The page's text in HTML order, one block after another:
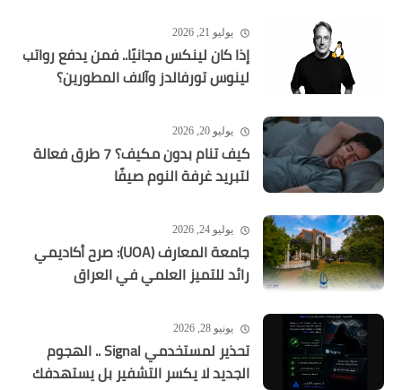
يوليو 21, 2026
إذا كان لينكس مجانيًا.. فمن يدفع رواتب
لينوس تورفالدز وآلاف المطورين؟
يوليو 20, 2026
كيف تنام بدون مكيف؟ 7 طرق فعالة
لتبريد غرفة النوم صيفًا
يوليو 24, 2026
جامعة المعارف (UOA): صرح أكاديمي
رائد للتميز العلمي في العراق
يونيو 28, 2026
تحذير لمستخدمي Signal .. الهجوم
الجديد لا يكسر التشفير بل يستهدفك